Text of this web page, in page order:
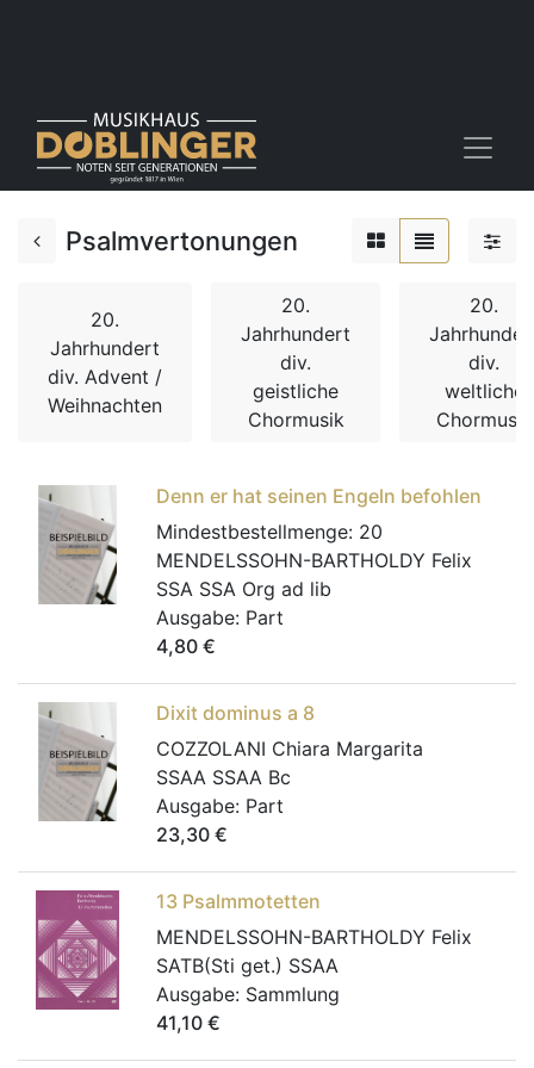
Psalmvertonungen
20.
Jahrhundert
div. Advent /
Weihnachten
20.
Jahrhundert
div.
geistliche
Chormusik
20.
div.
weltliche
Chormusik
Denn er hat seinen Engeln befohlen
Mindestbestellmenge: 20
MENDELSSOHN-BARTHOLDY Felix
SSA SSA Org ad lib
Ausgabe: Part
4,80 €
Dixit dominus a 8
COZZOLANI Chiara Margarita
SSAA SSAA Bc
Ausgabe: Part
23,30 €
13 Psalmmotetten
MENDELSSOHN-BARTHOLDY Felix
SATB(Sti get.) SSAA
Ausgabe: Sammlung
41,10 €